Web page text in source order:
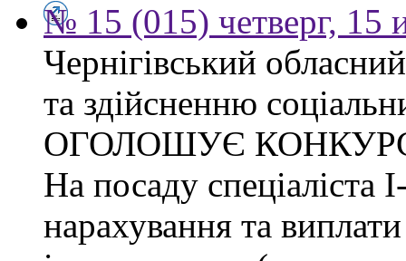
№ 15 (015) четверг, 15
Чернігівський
та здійсненню
ОГОЛОШУЄ
На посаду спеціаліста
нарахування та